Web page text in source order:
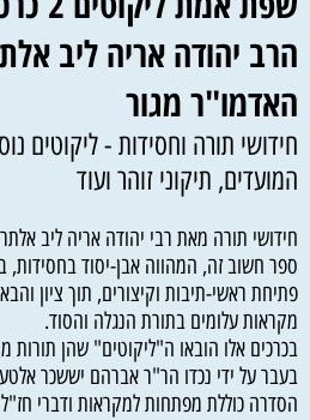
הרב יהודה אריה ליב
האדמו"ר מגור
חידושי תורה וחסידות - ליקוטים
המועדים, תיקוני זוהר ועוד
חידושי תורה מאת רבי יהודה אריה ליב
ספר חשוב זה, המהווה אבן-יסוד בחסידות,
פתיחת ראשי-תיבות וקיצורים, תוך ציון
מקראות עלומים בתורת הנגלה והסוד.
בכרכים אלו הובאו ה"ליקוטים" שהן תורות
בעבר על ידי נכדו הר"ר אברהם יששכר
הסדרה כוללת מפתחות למקראות ודברי חז"ל